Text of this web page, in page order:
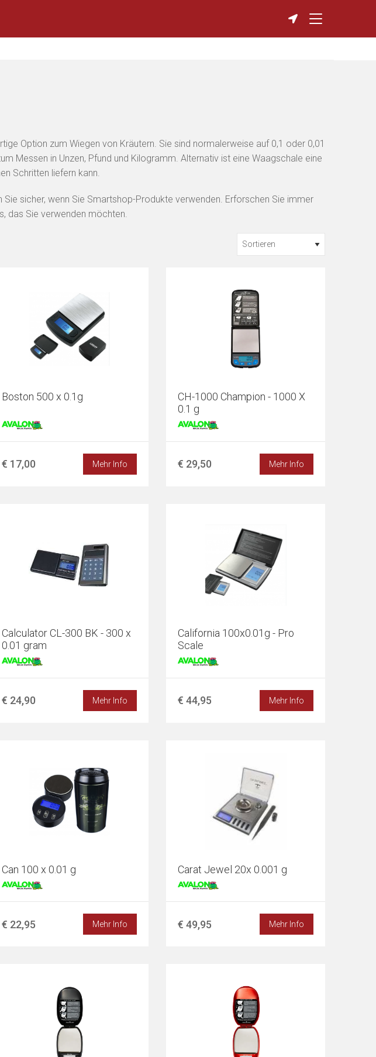
Option zum Wiegen von Kräutern. Sie sind normalerweise auf 0,1 oder 0,01
Messen in Unzen, Pfund und Kilogramm. Alternativ ist eine Waagschale eine
Schritten liefern kann.
Sie sicher, wenn Sie Smartshop-Produkte verwenden. Erforschen Sie immer
das Sie verwenden möchten.
Boston 500 x 0.1g
€ 17,00 Mehr Info
CH-1000 Champion - 1000 X
0.1 g
€ 29,50 Mehr Info
Calculator CL-300 BK - 300 x
0.01 gram
€ 24,90 Mehr Info
California 100x0.01g - Pro
Scale
€ 44,95 Mehr Info
Can 100 x 0.01 g
€ 22,95 Mehr Info
Carat Jewel 20x 0.001 g
€ 49,95 Mehr Info